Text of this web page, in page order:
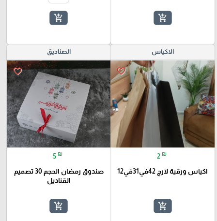
add_shopping_cart
add_shopping_cart
الاكياس
favorite_border
2 ₪
اكياس ورقية لارج 42في31في12
add_shopping_cart
الصناديق
favorite_border
5 ₪
صندوق رمضان الحجم 30 تصميم
القناديل
add_shopping_cart